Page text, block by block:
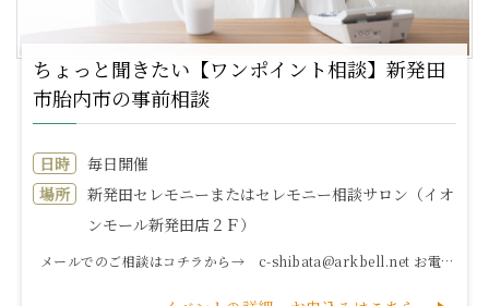
ちょっと聞きたい【ワンポイント相談】新発田
市胎内市の事前相談
日時
毎日開催
場所
新発田セレモニーまたはセレモニー相談サロン（イオ
ンモール新発田店２Ｆ）
メールでのご相談はコチラから→ c-shibata@arkbell.net お電話でのご相談はコチラから→ 0120...